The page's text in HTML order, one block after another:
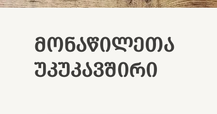
ᲛᲝᲜᲐᲬᲘᲚᲔᲗᲐ
ᲣᲙᲣᲙᲐᲕᲨᲘᲠᲘ